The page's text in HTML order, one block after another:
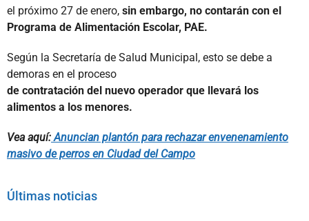
el próximo 27 de enero, sin embargo, no contarán con el
Programa de Alimentación Escolar, PAE.
Según la Secretaría de Salud Municipal, esto se debe a
demoras en el proceso
de contratación del nuevo operador que llevará los
alimentos a los menores.
Vea aquí:Anuncian plantón para rechazar envenenamiento
masivo de perros en Ciudad del Campo
Últimas noticias